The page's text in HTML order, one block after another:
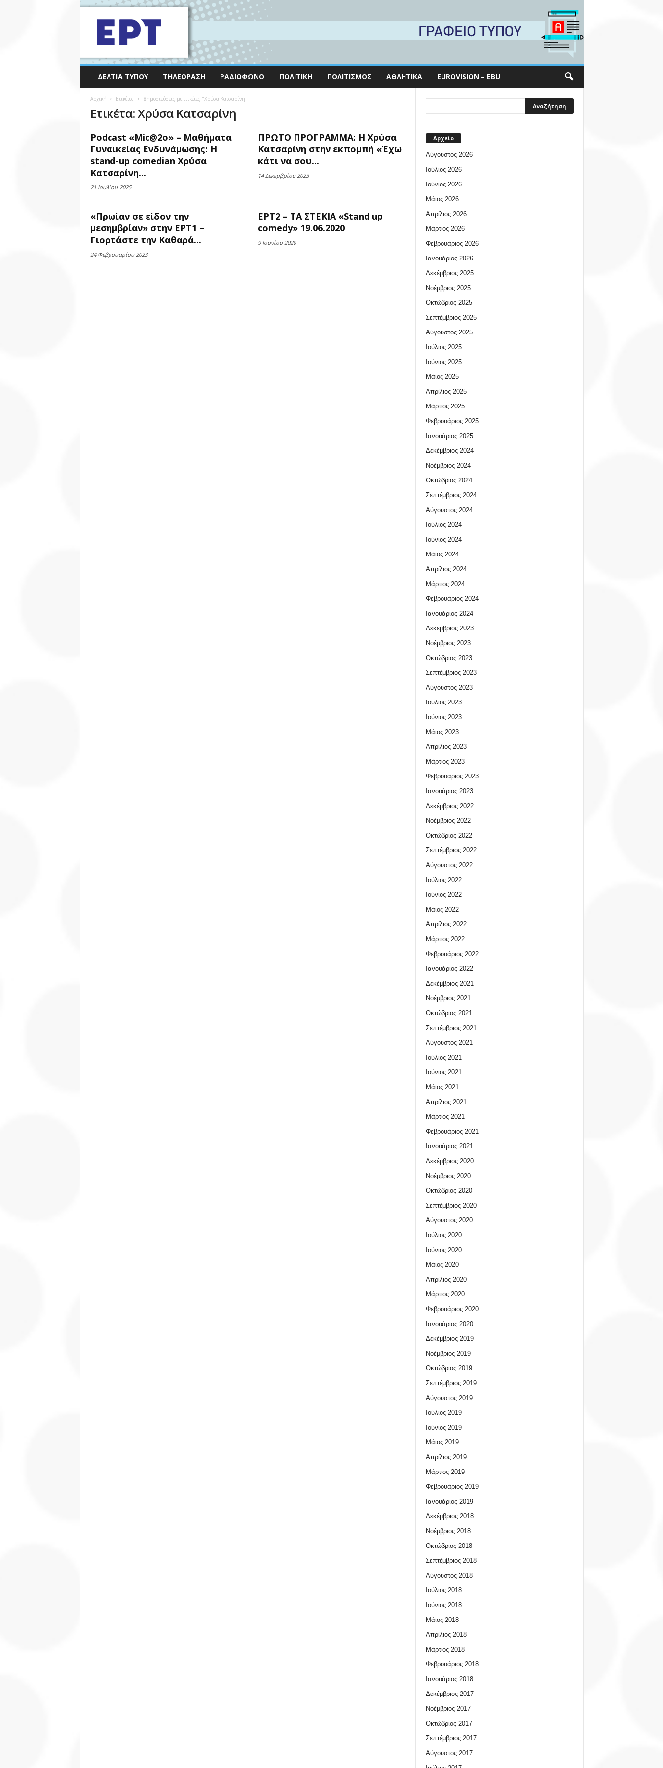
ΔΕΛΤΊΑ ΤΎΠΟΥ ΤΗΛΕΌΡΑΣΗ ΡΑΔΙΌΦΩΝΟ ΠΟΛΙΤΙΚΉ ΠΟΛΙΤΙΣΜΌΣ ΑΘΛΗΤΙΚΆ EUROVISION – EBU
Αρχική Ετικέτες Δημοσιεύσεις με ετικέτες "Χρύσα Κατσαρίνη"
Ετικέτα: Χρύσα Κατσαρίνη
Podcast «Mic@2o» – Μαθήματα
Γυναικείας Ενδυνάμωσης: Η
stand-up comedian Χρύσα
Κατσαρίνη...
21 Ιουλίου 2025
ΠΡΩΤΟ ΠΡΟΓΡΑΜΜΑ: Η Χρύσα
Κατσαρίνη στην εκπομπή «Έχω
κάτι να σου...
14 Δεκεμβρίου 2023
«Πρωίαν σε είδον την
μεσημβρίαν» στην ΕΡΤ1 –
Γιορτάστε την Καθαρά...
24 Φεβρουαρίου 2023
ΕΡΤ2 – ΤΑ ΣΤΕΚΙΑ «Stand up
comedy» 19.06.2020
9 Ιουνίου 2020
Αρχείο
Αύγουστος 2026
Ιούλιος 2026
Ιούνιος 2026
Μάιος 2026
Απρίλιος 2026
Μάρτιος 2026
Φεβρουάριος 2026
Ιανουάριος 2026
Δεκέμβριος 2025
Νοέμβριος 2025
Οκτώβριος 2025
Σεπτέμβριος 2025
Αύγουστος 2025
Ιούλιος 2025
Ιούνιος 2025
Μάιος 2025
Απρίλιος 2025
Μάρτιος 2025
Φεβρουάριος 2025
Ιανουάριος 2025
Δεκέμβριος 2024
Νοέμβριος 2024
Οκτώβριος 2024
Σεπτέμβριος 2024
Αύγουστος 2024
Ιούλιος 2024
Ιούνιος 2024
Μάιος 2024
Απρίλιος 2024
Μάρτιος 2024
Φεβρουάριος 2024
Ιανουάριος 2024
Δεκέμβριος 2023
Νοέμβριος 2023
Οκτώβριος 2023
Σεπτέμβριος 2023
Αύγουστος 2023
Ιούλιος 2023
Ιούνιος 2023
Μάιος 2023
Απρίλιος 2023
Μάρτιος 2023
Φεβρουάριος 2023
Ιανουάριος 2023
Δεκέμβριος 2022
Νοέμβριος 2022
Οκτώβριος 2022
Σεπτέμβριος 2022
Αύγουστος 2022
Ιούλιος 2022
Ιούνιος 2022
Μάιος 2022
Απρίλιος 2022
Μάρτιος 2022
Φεβρουάριος 2022
Ιανουάριος 2022
Δεκέμβριος 2021
Νοέμβριος 2021
Οκτώβριος 2021
Σεπτέμβριος 2021
Αύγουστος 2021
Ιούλιος 2021
Ιούνιος 2021
Μάιος 2021
Απρίλιος 2021
Μάρτιος 2021
Φεβρουάριος 2021
Ιανουάριος 2021
Δεκέμβριος 2020
Νοέμβριος 2020
Οκτώβριος 2020
Σεπτέμβριος 2020
Αύγουστος 2020
Ιούλιος 2020
Ιούνιος 2020
Μάιος 2020
Απρίλιος 2020
Μάρτιος 2020
Φεβρουάριος 2020
Ιανουάριος 2020
Δεκέμβριος 2019
Νοέμβριος 2019
Οκτώβριος 2019
Σεπτέμβριος 2019
Αύγουστος 2019
Ιούλιος 2019
Ιούνιος 2019
Μάιος 2019
Απρίλιος 2019
Μάρτιος 2019
Φεβρουάριος 2019
Ιανουάριος 2019
Δεκέμβριος 2018
Νοέμβριος 2018
Οκτώβριος 2018
Σεπτέμβριος 2018
Αύγουστος 2018
Ιούλιος 2018
Ιούνιος 2018
Μάιος 2018
Απρίλιος 2018
Μάρτιος 2018
Φεβρουάριος 2018
Ιανουάριος 2018
Δεκέμβριος 2017
Νοέμβριος 2017
Οκτώβριος 2017
Σεπτέμβριος 2017
Αύγουστος 2017